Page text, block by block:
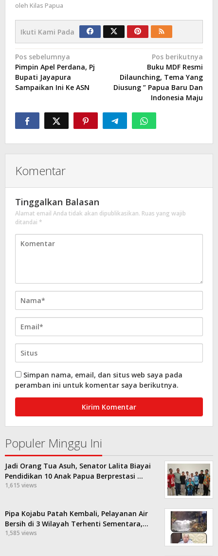
oleh Kilas Papua
Ikuti Kami Pada
Navigasi
pos
Pos sebelumnya
Pimpin Apel Perdana, Pj
Bupati Jayapura
Sampaikan Ini Ke ASN
Pos berikutnya
Buku MDF Resmi
Dilaunching, Tema Yang
Diusung ” Papua Baru Dan
Indonesia Maju
Komentar
Tinggalkan Balasan
Alamat email Anda tidak akan dipublikasikan. Ruas yang wajib
ditandai *
Simpan nama, email, dan situs web saya pada
peramban ini untuk komentar saya berikutnya.
Populer Minggu Ini
Jadi Orang Tua Asuh, Senator Lalita Biayai
Pendidikan 10 Anak Papua Berprestasi …
1,615 views
Pipa Kojabu Patah Kembali, Pelayanan Air
Bersih di 3 Wilayah Terhenti Sementara,…
1,585 views